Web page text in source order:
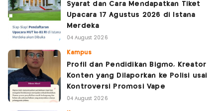
Syarat dan Cara Mendapatkan Tiket
Upacara 17 Agustus 2026 di Istana
Merdeka
04 August 2026
Kampus
Profil dan Pendidikan Bigmo, Kreator
Konten yang Dilaporkan ke Polisi usai
Kontroversi Promosi Vape
04 August 2026